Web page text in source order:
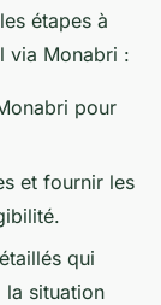
étapes à
via Monabri :
pour
et fournir les
qui
la situation